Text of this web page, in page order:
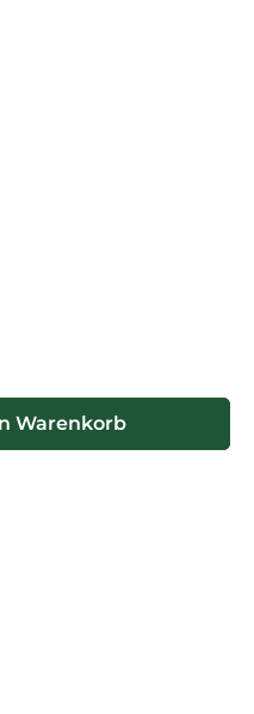
oder benutze die
Warenkorb